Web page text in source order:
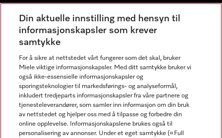
Miele Experience Center Nesbru
Miele Outlet Nesbru
Nyhetsbrev
Din aktuelle innstilling med hensyn til
informasjonskapsler som krever
samtykke
For å sikre at nettstedet vårt fungerer som det skal, bruker
Miele viktige informasjonskapsler. Med ditt samtykke bruker vi
også ikke-essensielle informasjonskapsler og
sporingsteknologier til markedsførings- og analyseformål,
inkludert tredjeparts informasjonskapsler fra våre partnere og
tjenesteleverandører, som samler inn informasjon om din bruk
av nettstedet og hjelper oss med å tilpasse og forbedre din
online opplevelse. Informasjonskapslene brukes også til
personalisering av annonser. Under et eget samtykke («Full